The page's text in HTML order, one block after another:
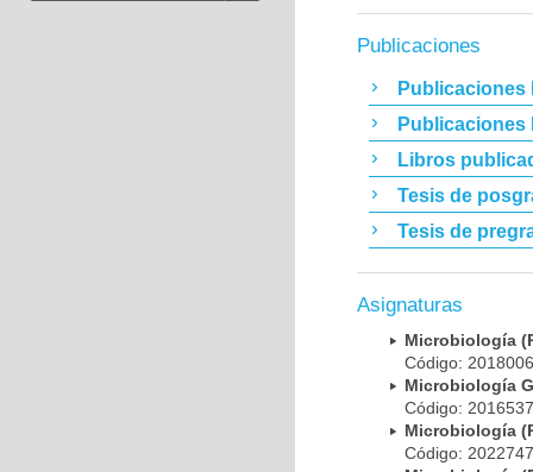
Publicaciones
Publicaciones
Publicaciones
Libros
Tesis de
Tesis de
Asignaturas
Microbiología
Código:
Microbiología
Código:
Microbiología
Código: